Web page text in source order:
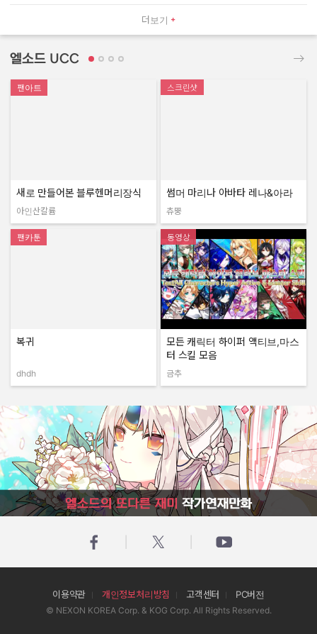
더보기
엘소드 UCC
팬아트
새로 만들어본 블루헨머리장식
작성자:
아인산칼륨
스크린샷
썸머 마리나 아바타 레나&아라
작성자:
츄뿡
팬카툰
복귀
dhdh
동영상
모든 캐릭터 하이퍼 액티브,마스
터 스킬 모음
작성자:
금추
엘소드의 또다른 재미 작가연재만화
이용약관 개인정보처리방침 고객센터 PC버전
© NEXON KOREA Corp. & KOG Corp. All Rights Reserved.